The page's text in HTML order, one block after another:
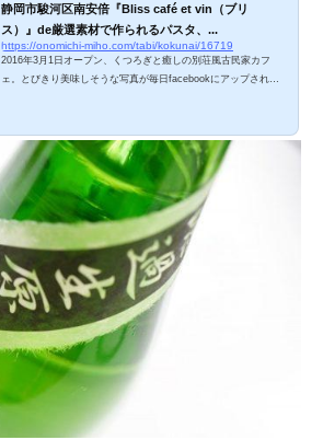
静岡市駿河区南安倍『Bliss café et vin（ブリ
ス）』de厳選素材で作られるパスタ、...
https://onomichi-miho.com/tabi/kokunai/16719
2016年3月1日オープン、くつろぎと癒しの別荘風古民家カフ
ェ。とびきり美味しそうな写真が毎日facebookにアップされる
来ます！」一度で大ファンになっちゃった素敵カフェ、ご紹介
しますね。 Bliss のメニューは？ ランチメニュー。パスタ、カ
レー、ハンバーグ、全部食べたい(笑)。今日のランチは、パス
タ3種類、ハンバーグ新メニュー。うー、本当に全部食べた
い。こだわり自家焙煎珈琲たち。ドリンクも、...